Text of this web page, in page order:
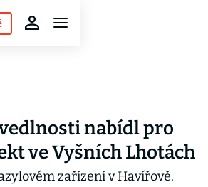
nabídl pro
ve Vyšních Lhotách